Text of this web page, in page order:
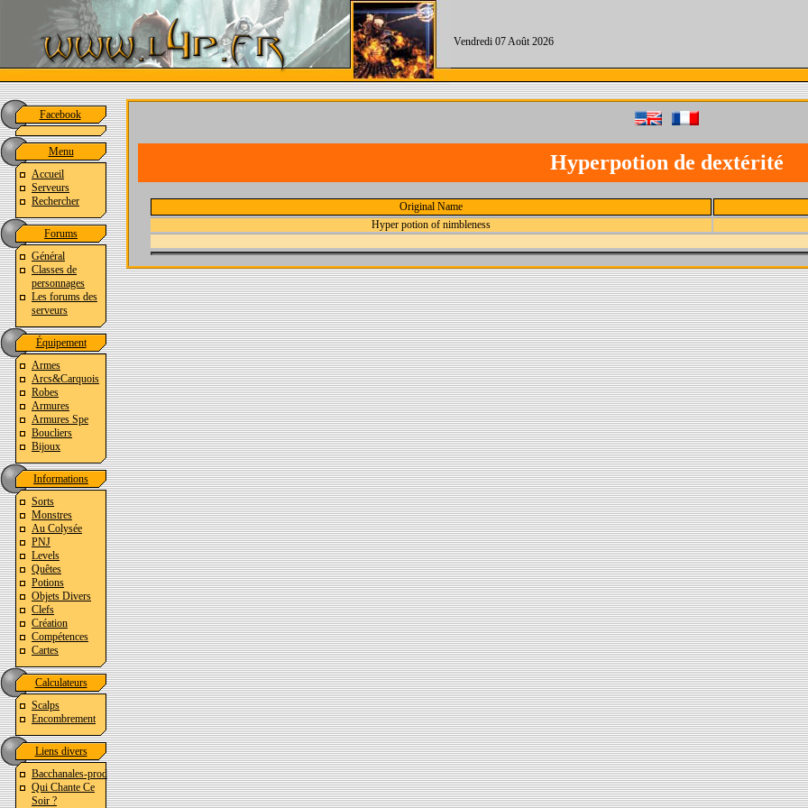
Vendredi 07 Août 2026
Facebook
Menu
Accueil
Serveurs
Rechercher
Forums
Général
Classes de
personnages
Les forums des
serveurs
Équipement
Armes
Arcs&Carquois
Robes
Armures
Armures Spe
Boucliers
Bijoux
Informations
Sorts
Monstres
Au Colysée
PNJ
Levels
Quêtes
Potions
Objets Divers
Clefs
Création
Compétences
Cartes
Calculateurs
Scalps
Encombrement
Liens divers
Bacchanales-prod
Qui Chante Ce
Soir ?
Hyperpotion de dextérité
Original Name
Hyper potion of nimbleness